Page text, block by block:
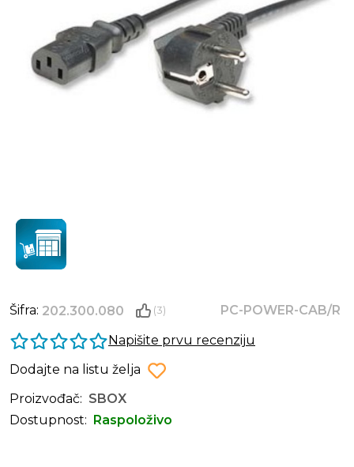
Šifra: 202.300.080 (3)
PC-POWER-CAB/R
Napišite prvu recenziju
Dodajte na listu želja
Proizvođač: SBOX
Dostupnost:
Raspoloživo